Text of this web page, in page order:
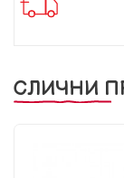
СЛИЧНИ